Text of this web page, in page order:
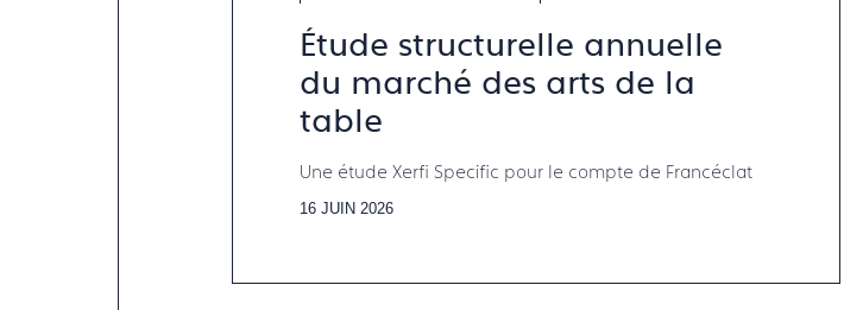
Étude structurelle annuelle
du marché des arts de la
table
Une étude Xerfi Specific pour le compte de Francéclat
16 JUIN 2026